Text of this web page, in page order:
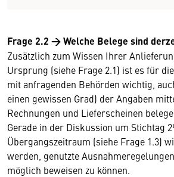
Frage 2.2 →Welche Belege sind
Zusätzlich zum Wissen Ihrer
Ursprung (siehe Frage 2.1) ist es für
mit anfragenden Behörden wichtig,
einen gewissen Grad) der Angaben
Rechnungen und Lieferscheinen
Gerade in der Diskussion um Stichtag
Übergangszeitraum (siehe Frage 1.3)
werden, genutzte
möglich beweisen zu können.